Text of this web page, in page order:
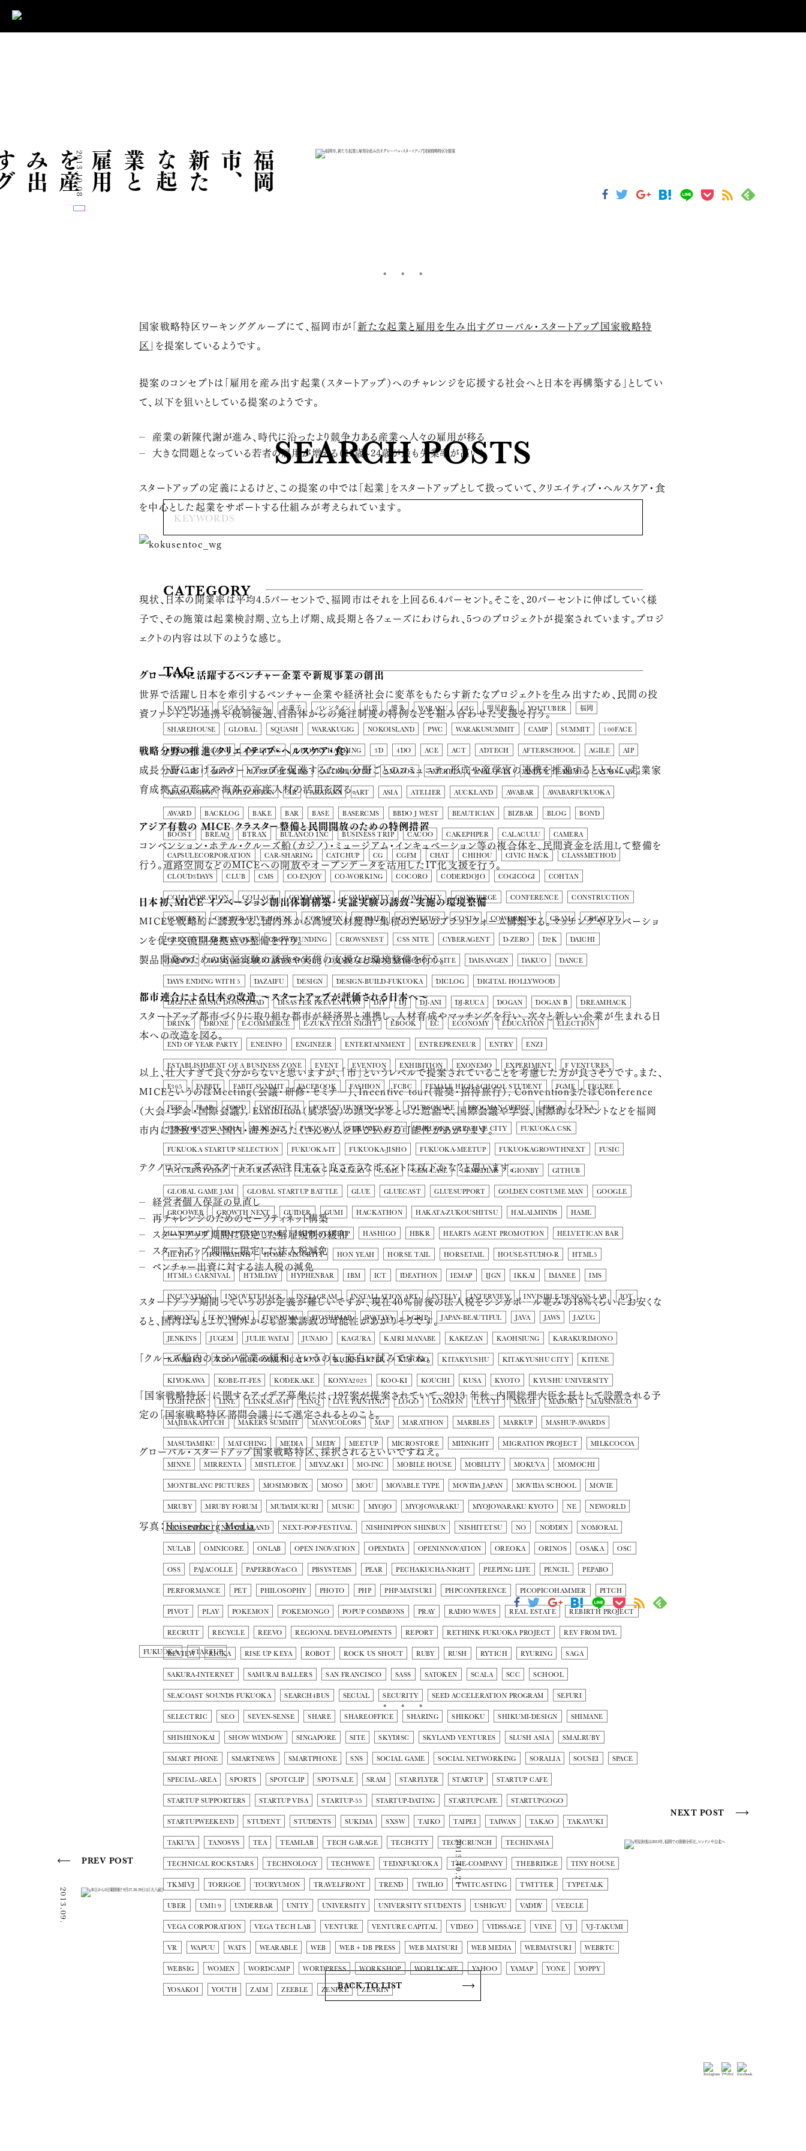
SEARCH POSTS
CATEGORY
TAG
KAOSPILOT ビジネススクール お菓子 バレンタイン 山笠 博多 WARAKU GIG 明星和楽 YOUTUBER 福岡
SHAREHOUSE GLOBAL SQUASH WARAKUGIG NOKOISLAND PWC WARAKUSUMMIT CAMP SUMMIT 100FACE
10XLAB 10ZINE 1MEETING 2 HOURS HACKING 3D 4DO ACE ACT ADTECH AFTERSCHOOL AGILE AIP
AIP CAFE AIRPO ALFREDOJENKINS ALTERBOOTH AMAZON AMERICA ANALOGIX ANDUS ANIME ANNO-LAB
APAMANSHOP APPLICATION AR ARATANA ART ASIA ATELIER AUCKLAND AWABAR AWABARFUKUOKA
AWARD BACKLOG BAKE BAR BASE BASERCMS BBDO J WEST BEAUTICIAN BIZBAR BLOG BOND
BOOST BREAQ BTRAX BULANCO INC BUSINESS TRIP CACOO CAKEPHPER CALACULU CAMERA
CAPSULECORPORATION CAR-SHARING CATCHUP CG CGFM CHAT CHIHOU CIVIC HACK CLASSMETHOD
CLOUD3DAYS CLUB CMS CO-ENJOY CO-WORKING COCORO CODERDOJO COGICOGI COHTAN
COLLABORATION COLLAGE COMMANDP COMMUNITY COMUNITY CONCIERGE CONFERENCE CONSTRUCTION
CONTEST COOPERATIVE HOUSE CORE-TEX COSMEE COSMETICS COSTA COWORKING CRAM CREATIVE
CREATIVE LAB FUKUOKA CROWDFUNDING CROWSNEST CSS NITE CYBERAGENT D-ZERO D2K DAICHI
DAIMYO DAIMYO-ELEMENTARY-SCHOOL DAIMYO-ELEMENTARY-SCHOOL-SITE DAISANGEN DAKUO DANCE
DAYS ENDING WITH 5 DAZAIFU DESIGN DESIGN-BUILD-FUKUOKA DICLOG DIGITAL HOLLYWOOD
DIGITAL MUSIC DOWNLOAD DISASTER PREVENTION DIY DJ DJ-ANI DJ-RUCA DOGAN DOGAN Β DREAMHACK
DRINK DRONE E-COMMERCE E-ZUKA TECH NIGHT EBOOK EC ECONOMY EDUCATION ELECTION
END OF YEAR PARTY ENEINFO ENGINEER ENTERTAINMENT ENTREPRENEUR ENTRY ENZI
ESTABLISHMENT OF A BUSINESS ZONE EVENT EVENTON EXHIBITION EXONEMO EXPERIMENT F VENTURES
F365 FABBIT FABIT SUMMIT FACEBOOK FASHION FCBC FEMALE HIGH-SCHOOL STUDENT FGMF FIGURE
FITS FLAP FOOD FOODTECH FOREST HUNTING ONE FOURSQUARE FROGMAN OFFICE FUCA FUKA
FUKKOKU PARANOIA FUKUNET FUKUOKA FUKUOKA CITY FUKUOKA CREATIVE CITY FUKUOKA CSK
FUKUOKA STARTUP SELECTION FUKUOKA-IT FUKUOKA-JISHO FUKUOKA-MEETUP FUKUOKAGROWTHNEXT FUSIC
FUTURE STUDIO FUTURESYNC GAIAX GALLERY GAME GEM-CASE GEMEDIAR GIONBY GITHUB
GLOBAL GAME JAM GLOBAL STARTUP BATTLE GLUE GLUECAST GLUESUPPORT GOLDEN COSTUME MAN GOOGLE
GROOWEB GROWTH NEXT GUIDER GUMI HACKATHON HAKATA-ZUKOUSHITSU HALALMINDS HAML
HANDMADE HAPPY NEW YEAR HAPPY-STARTUP HASHIGO HBKR HEARTS AGENT PROMOTION HELVETICAN BAR
HEYHO HOCHIMINH HOME SECURITY HON YEAH HORSE TAIL HORSETAIL HOUSE-STUDIO-R HTML5
HTML5 CARNIVAL HTMLDAY HYPHENBAR IBM ICT IDEATHON IEMAP IJGN IKKAI IMANEE IMS
INCUVATION INNOVETEHACK INSTAGRAM INSTALLATION ART INTELY INTERVIEW INVISIBLE-DESIGNS-LAB IOT
IPHONE IT-NOMIKAI ITOSHIMA ITOSHIMAP IWATAYA J-GRIP JAPAN-BEAUTIFUL JAVA JAWS JAZUG
JENKINS JUGEM JULIE WATAI JUNAIO KAGURA KAIRI MANABE KAKEZAN KAOHSIUNG KARAKURIMONO
KAWAIIKU KDDI WEB COMMUNICATIONS KICKSTARTER KIMONO KITAKYUSHU KITAKYUSHU CITY KITENE
KIYOKAWA KOBE-IT-FES KODEKAKE KONYA2023 KOO-KI KOUCHI KUSA KYOTO KYUSHU UNIVERSITY
LIGHTCDN LINE LINKSLASH LINQ LIVE PAINTING LOGO LONDON LUV IT MACH MADORI MAISIN&CO.
MAJIBAKAPITCH MAKERS SUMMIT MANYCOLORS MAP MARATHON MARBLES MARKUP MASHUP-AWARDS
MASUDAMIKU MATCHING MEDIA MEDY MEETUP MICROSTORE MIDNIGHT MIGRATION PROJECT MILKCOCOA
MINNE MIRRENTA MISTLETOE MIYAZAKI MO-INC MOBILE HOUSE MOBILITY MOKUVA MOMOCHI
MONTBLANC PICTURES MOSIMOBOX MOSO MOU MOVABLE TYPE MOVIDA JAPAN MOVIDA SCHOOL MOVIE
MRUBY MRUBY FORUM MUDADUKURI MUSIC MYOJO MYOJOWARAKU MYOJOWARAKU KYOTO NE NEWORLD
NEWSPAPER NEWZEALAND NEXT-POP-FESTIVAL NISHINIPPON SHINBUN NISHITETSU NO NODDIN NOMORAL
NULAB OMNICORE ONLAB OPEN INOVATION OPENDATA OPENINNOVATION OREOKA ORINOS OSAKA OSC
OSS PAJACOLLE PAPERBOY&CO. PBSYSTEMS PEAR PECHAKUCHA-NIGHT PEEPING LIFE PENCIL PEPABO
PERFORMANCE PET PHILOSOPHY PHOTO PHP PHP-MATSURI PHPCONFERENCE PICOPICOHAMMER PITCH
PIVOT PLAY POKEMON POKEMONGO POPUP COMMONS PRAY RADIO WAVES REAL ESTATE REBIRTH PROJECT
RECRUIT RECYCLE REEVO REGIONAL DEVELOPMENTS REPORT RETHINK FUKUOKA PROJECT REV FROM DVL
REVIEW RICKA RISE UP KEYA ROBOT ROCK US SHOUT RUBY RUSH RYTICH RYURING SAGA
SAKURA-INTERNET SAMURAI BALLERS SAN FRANCISCO SASS SATOKEN SCALA SCC SCHOOL
SEACOAST SOUNDS FUKUOKA SEARCH4BUS SECUAL SECURITY SEED ACCELERATION PROGRAM SEFURI
SELECTRIC SEO SEVEN-SENSE SHARE SHAREOFFICE SHARING SHIKOKU SHIKUMI-DESIGN SHIMANE
SHISHINOKAI SHOW WINDOW SINGAPORE SITE SKYDISC SKYLAND VENTURES SLUSH ASIA SMALRUBY
SMART PHONE SMARTNEWS SMARTPHONE SNS SOCIAL GAME SOCIAL NETWORKING SORALIA SOUSEI SPACE
SPECIAL-AREA SPORTS SPOTCLIP SPOTSALE SRAM STARFLYER STARTUP STARTUP CAFE
STARTUP SUPPORTERS STARTUP VISA STARTUP-55 STARTUP-DATING STARTUPCAFE STARTUPGOGO
STARTUPWEEKEND STUDENT STUDENTS SUKIMA SXSW TAIKO TAIPEI TAIWAN TAKAO TAKAYUKI
TAKUYA TANOSYS TEA TEAMLAB TECH GARAGE TECHCITY TECHCRUNCH TECHINASIA
TECHNICAL ROCKSTARS TECHNOLOGY TECHWAVE TEDXFUKUOKA THE-COMPANY THEBRIDGE TINY HOUSE
TKMIVJ TORIGOE TOURYUMON TRAVELFRONT TREND TWILIO TWITCASTING TWITTER TYPETALK
UBER UMI19 UNDERBAR UNITY UNIVERSITY UNIVERSITY STUDENTS USHIGYU VADDY VEECLE
VEGA CORPORATION VEGA TECH LAB VENTURE VENTURE CAPITAL VIDEO VIDSSAGE VINE VJ VJ-TAKUMI
VR WAPUU WATS WEARABLE WEB WEB + DB PRESS WEB MATSURI WEB MEDIA WEBMATSURI WEBRTC
WEBSIG WOMEN WORDCAMP WORDPRESS WORKSHOP WORLDCAFE YAHOO YAMAP YONE YOPPY
YOSAKOI YOUTH ZAIM ZEEBLE ZENPRE ZENRIN
福
岡
市
、
新
た
な
起
業
と
雇
用
を
産
み
出
す
グ
ロ
ー
バル
・
ス
タ
ー
ト
ア
ッ
プ
国
家
戦
略
特
区
を
提
2013.10.08
国家戦略特区ワーキンググループにて、福岡市が「新たな起業と雇用を生み出すグローバル・スタートアップ国家戦略特
区 」を提案しているようです。
提案のコンセプトは「雇用を産み出す起業（スタートアップ）へのチャレンジを応援する社会へと日本を再構築する」としてい
て、以下を狙いとしている提案のようです。
産業の新陳代謝が進み、時代に沿ったより競争力ある産業へ人々の雇用が移る
大きな問題となっている若者の雇用が増える（15歳~24歳が最も失業率が高い）
スタートアップの定義によるけど、この提案の中では「起業」をスタートアップとして扱っていて、クリエイティブ・ヘルスケア・食
を中心とした起業をサポートする仕組みが考えられています。
現状、日本の開業率は平均4.5パーセントで、福岡市はそれを上回る6.4パーセント。そこを、20パーセントに伸ばしていく様
子で、その施策は起業検討期、立ち上げ期、成長期と各フェーズにわけられ、5つのプロジェクトが提案されています。プロジ
ェクトの内容は以下のような感じ。
グローバルに活躍するベンチャー企業や新規事業の創出
世界で活躍し日本を牽引するベンチャー企業や経済社会に変革をもたらす新たなプロジェクトを生み出すため、民間の投
資ファンドとの連携や税制優遇、自治体からの発注制度の特例などを組み合わせた支援を行う。
戦略分野の推進（クリエイティブ・ヘルスケア・食）
成長分野におけるスタートアップを促進するため、分野ごとのコミュニティ形成や産学官の連携を推進するとともに、起業家
育成拠点の形成や海外の高度人材の活用を図る。
アジア有数の MICE クラスター整備と民間開放のための特例措置
コンベンション・ホテル・クルーズ船（カジノ）・ミュージアム・インキュベーション等の複合体を、民間資金を活用して整備を
行う。道路空間などのMICEへの開放やオープンデータを活用したIT化支援を行う。
日本初、MICE イノベーション創出体制構築・実証実験の誘致･実施の環境整備
MICEを戦略的に誘致する。国内外から高度人材獲得･集積のためのプラットフォーム構築する。マッチングやイノベーショ
ンを促す交流開発拠点の整備を行う。
製品開発のための実証実験の誘致や実施の支援など環境整備を行う。
都市連合による日本の改造 ～スタートアップが評価される日本へ～
スタートアップ都市づくりに取り組む都市が経済界と連携し、人材育成やマッチングを行い、次々と新しい企業が生まれる日
本への改造を図る。
以上、壮大すぎて良く分からないと思いますが、「市」というレベルで提案されていることを考慮した方が良さそうです。また、
MICEというのはMeeting（会議・研修・セミナー）、Incentive tour（報奨・招待旅行）, ConventionまたはConference
（大会・学会・国際会議）, Exhibition（展示会）の頭文字をとった造語で、国際会議や学会、国際的なイベントなどを福岡
市内に誘致すると、国内・海外からたくさんの人を呼び込める可能性があがります。
テクノロジー系のスタートアップが注目すると良さそうなポイントは以下かな？と思います。
経営者個人保証の見直し
再チャレンジのためのセーフティネット構築
スタートアップ期間に限定した解雇規制の緩和
スタートアップ期間に限定した法人税減免
ベンチャー出資に対する法人税の減免
スタートアップ期間っていうのが定義が難しいですが、現在40％前後の法人税をシンガポール並みの18%くらいにお安くな
ると、国内はもとより、国外からも企業誘致の可能性があがりそうです。
「クルーズ船内のカジノ営業の緩和」というのも、面白い試みですね。
「国家戦略特区」に関するアイデア募集には、197案が提案されていて、2013 年秋、内閣総理大臣を長として設置される予
定の「国家戦略特区諮問会議」にて選定されるとのこと。
グローバル・スタートアップ国家戦略特区、採択されるといいですねえ。
写真：Heisenberg Media
FUKUOKA STARTUP
PREV POST
2013.09.27
NEXT POST
2013.10.21
BACK TO LIST